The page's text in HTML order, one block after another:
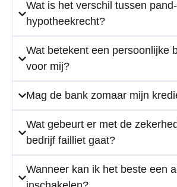
Wat is het verschil tussen
hypotheekrecht?
Wat betekent een persoonlijke
voor mij?
Mag de bank zomaar mijn
Wat gebeurt er met de
bedrijf failliet gaat?
Wanneer kan ik het beste een